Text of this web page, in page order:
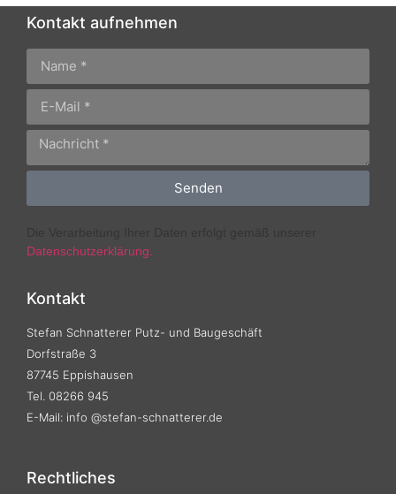
Kontakt aufnehmen
Senden
Datenschutzerklärung.
Kontakt
Stefan Schnatterer Putz- und Baugeschäft
Dorfstraße 3
87745 Eppishausen
Tel. 08266 945
E-Mail: info @stefan-schnatterer.de
Rechtliches